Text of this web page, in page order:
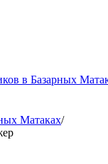
в Базарных
Матаках/